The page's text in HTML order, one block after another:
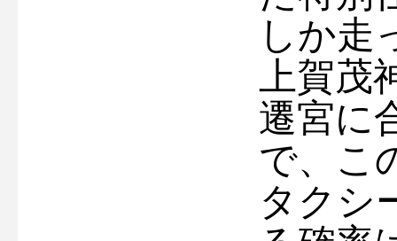
しか走
上賀茂
遷宮に
で、こ
タクシ